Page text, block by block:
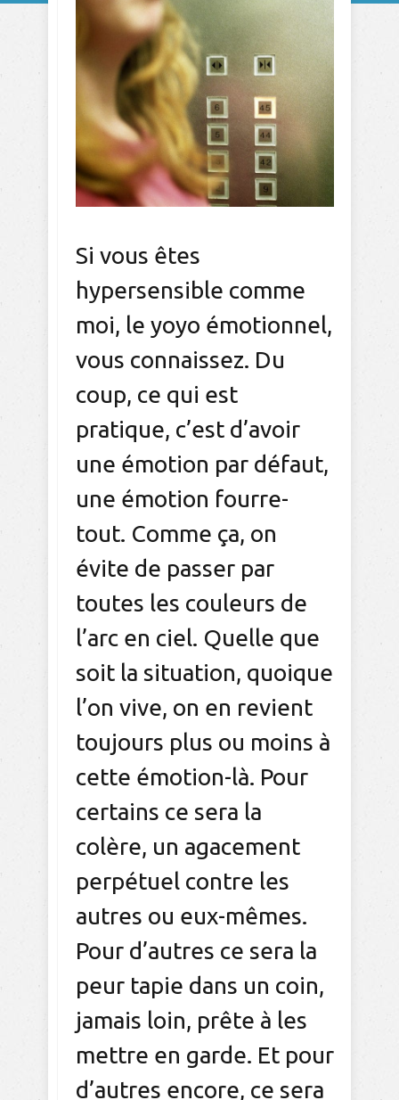
Si vous êtes
hypersensible comme
moi, le yoyo émotionnel,
vous connaissez. Du
coup, ce qui est
pratique, c’est d’avoir
une émotion par défaut,
une émotion fourre-
tout. Comme ça, on
évite de passer par
toutes les couleurs de
l’arc en ciel. Quelle que
soit la situation, quoique
l’on vive, on en revient
toujours plus ou moins à
cette émotion-là. Pour
certains ce sera la
colère, un agacement
perpétuel contre les
autres ou eux-mêmes.
Pour d’autres ce sera la
peur tapie dans un coin,
jamais loin, prête à les
mettre en garde. Et pour
d’autres encore, ce sera